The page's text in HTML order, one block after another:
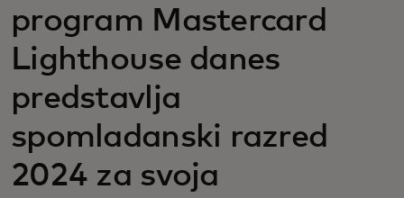
program Mastercard
Lighthouse danes
predstavlja
spomladanski razred
2024 za svoja